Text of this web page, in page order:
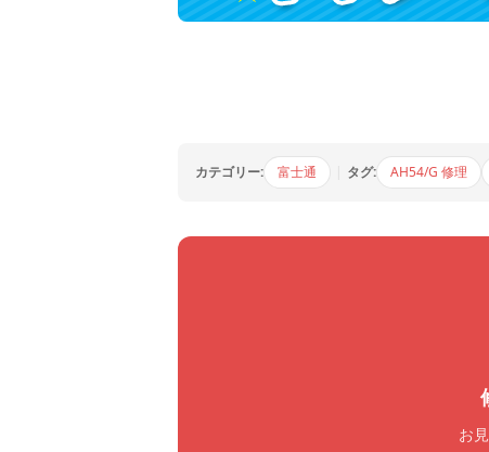
カテゴリー: 富士通 タグ: AH54/G 修理
お